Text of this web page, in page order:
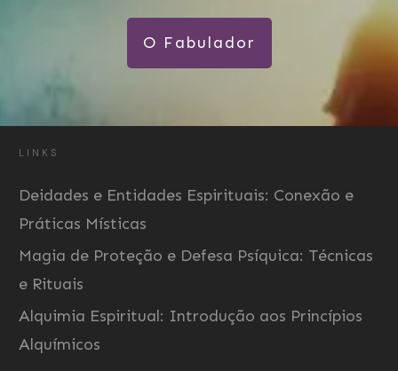
O Fabulador
LINKS
Deidades e Entidades Espirituais: Conexão e
Práticas Místicas
Magia de Proteção e Defesa Psíquica: Técnicas
e Rituais
Alquimia Espiritual: Introdução aos Princípios
Alquímicos